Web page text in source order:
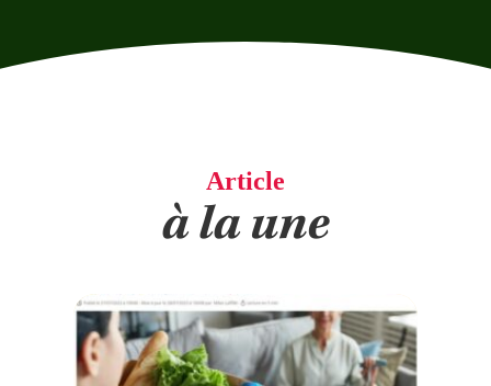
Article
à la une